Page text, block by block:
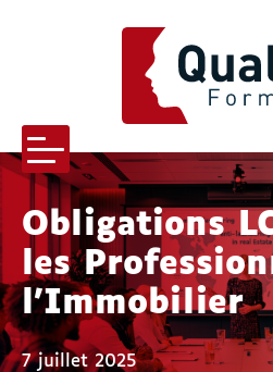
Menu
Qualis formation
Pourquoi nous choisir
Obligations
les
l’Immobilier
7 juillet 2025